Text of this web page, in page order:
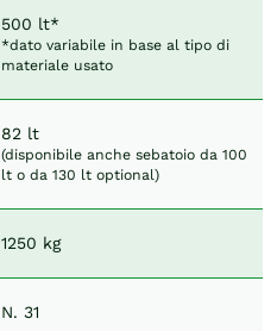
500 lt*
*dato variabile in base al tipo di
materiale usato
82 lt
(disponibile anche sebatoio da 100
lt o da 130 lt optional)
1250 kg
N. 31